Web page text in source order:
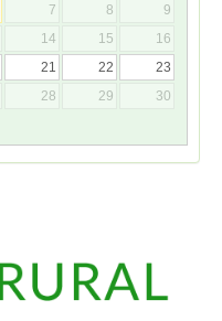
7 8
9
14 15
16
21 22
23
28 29
30